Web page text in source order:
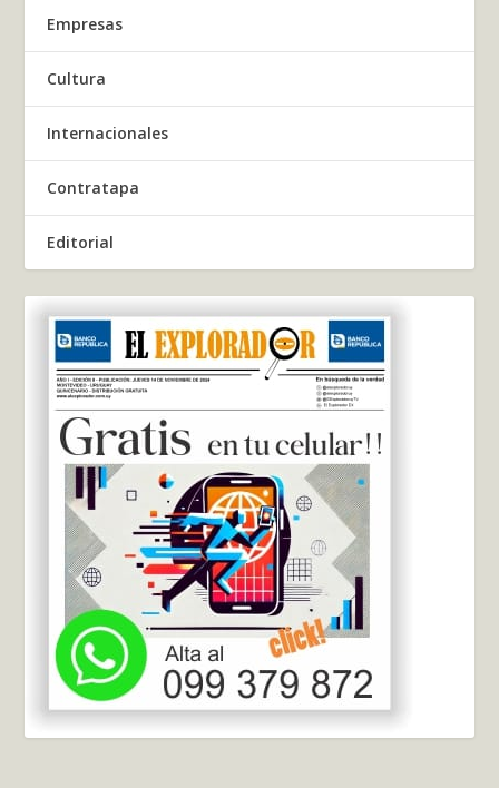
Empresas
Cultura
Internacionales
Contratapa
Editorial